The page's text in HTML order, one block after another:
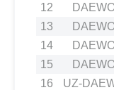
12
13
14
15
16
UZ-